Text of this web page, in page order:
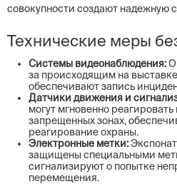
совокупности создают надежную
Технические меры
Системы видеонаблюдения:
за происходящим на
обеспечивают запись
Датчики движения и
могут мгновенно
запрещенных зонах,
реагирование охраны.
Электронные метки:
защищены специальными
сигнализируют о попытке
перемещения.